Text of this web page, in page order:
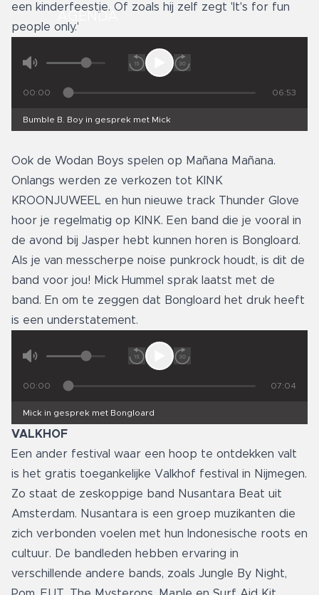
AGENDA
een kinderfeestje. Of zoals hij zelf zegt 'It's for fun
people only.'
00:00 06:53
Bumble B. Boy in gesprek met Mick
Ook de Wodan Boys spelen op Mañana Mañana.
Onlangs werden ze verkozen tot KINK
KROONJUWEEL en hun nieuwe track Thunder Glove
hoor je regelmatig op KINK. Een band die je vooral in
de avond bij Jasper hebt kunnen horen is Bongloard.
Als je van messcherpe noise punkrock houdt, is dit de
band voor jou! Mick Hummel sprak laatst met de
band. En om te zeggen dat Bongloard het druk heeft
is een understatement.
00:00 07:04
Mick in gesprek met Bongloard
VALKHOF
Een ander festival waar een hoop te ontdekken valt
is het gratis toegankelijke Valkhof festival in Nijmegen.
Zo staat de zeskoppige band Nusantara Beat uit
Amsterdam. Nusantara is een groep muzikanten die
zich verbonden voelen met hun Indonesische roots en
cultuur. De bandleden hebben ervaring in
verschillende andere bands, zoals Jungle By Night,